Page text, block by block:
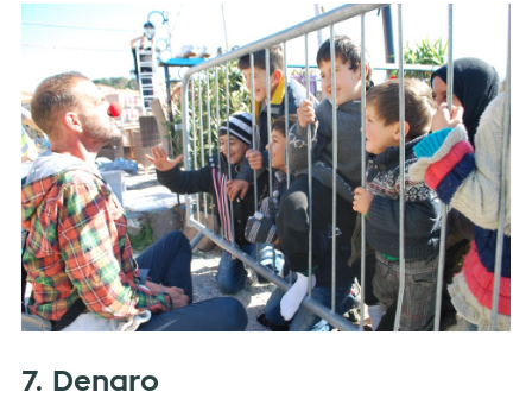
7. Denaro